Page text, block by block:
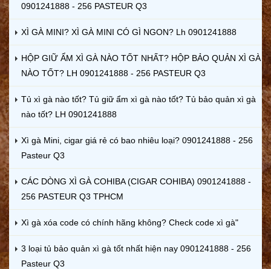
0901241888 - 256 PASTEUR Q3
XÌ GÀ MINI? XÌ GÀ MINI CÓ GÌ NGON? Lh 0901241888
HỘP GIỮ ẨM XÌ GÀ NÀO TỐT NHẤT? HỘP BẢO QUẢN XÌ GÀ
NÀO TỐT? LH 0901241888 - 256 PASTEUR Q3
Tủ xì gà nào tốt? Tủ giữ ẩm xì gà nào tốt? Tủ bảo quản xì gà
nào tốt? LH 0901241888
Xì gà Mini, cigar giá rẻ có bao nhiêu loại? 0901241888 - 256
Pasteur Q3
CÁC DÒNG XÌ GÀ COHIBA (CIGAR COHIBA) 0901241888 -
256 PASTEUR Q3 TPHCM
Xì gà xóa code có chính hãng không? Check code xì gà"
3 loại tủ bảo quản xì gà tốt nhất hiện nay 0901241888 - 256
Pasteur Q3